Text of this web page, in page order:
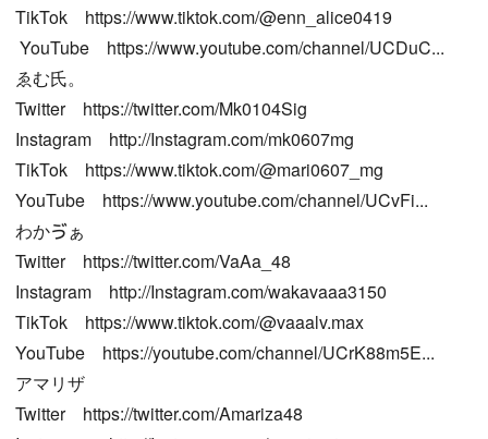
TikTok https://www.tiktok.com/@enn_alice0419
️YouTube https://www.youtube.com/channel/UCDuC...
ゑむ氏。
Twitter https://twitter.com/Mk0104Sig
Instagram http://Instagram.com/mk0607mg
TikTok https://www.tiktok.com/@mari0607_mg
YouTube https://www.youtube.com/channel/UCvFi...
わかゔぁ
Twitter https://twitter.com/VaAa_48
Instagram http://Instagram.com/wakavaaa3150
TikTok https://www.tiktok.com/@vaaalv.max
YouTube https://youtube.com/channel/UCrK88m5E...
アマリザ
Twitter https://twitter.com/Amariza48